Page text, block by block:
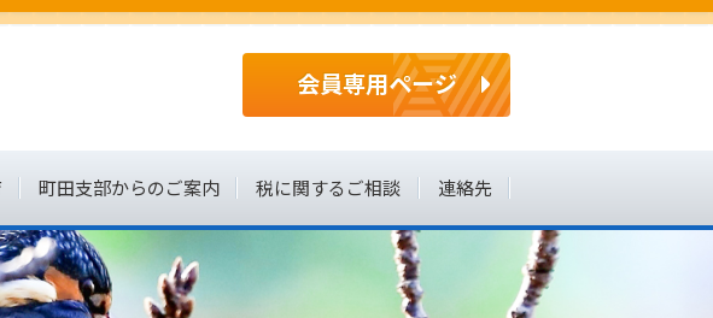
会員専用ページ
町田支部からのご案内 税に関するご相談 連絡先